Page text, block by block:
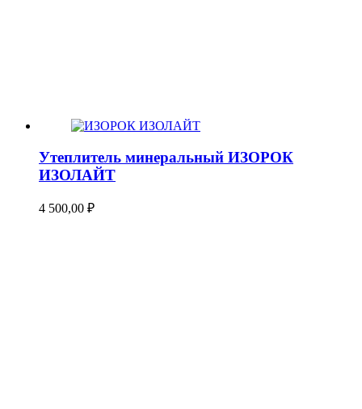
Утеплитель минеральный ИЗОРОК
ИЗОЛАЙТ
4 500,00 ₽